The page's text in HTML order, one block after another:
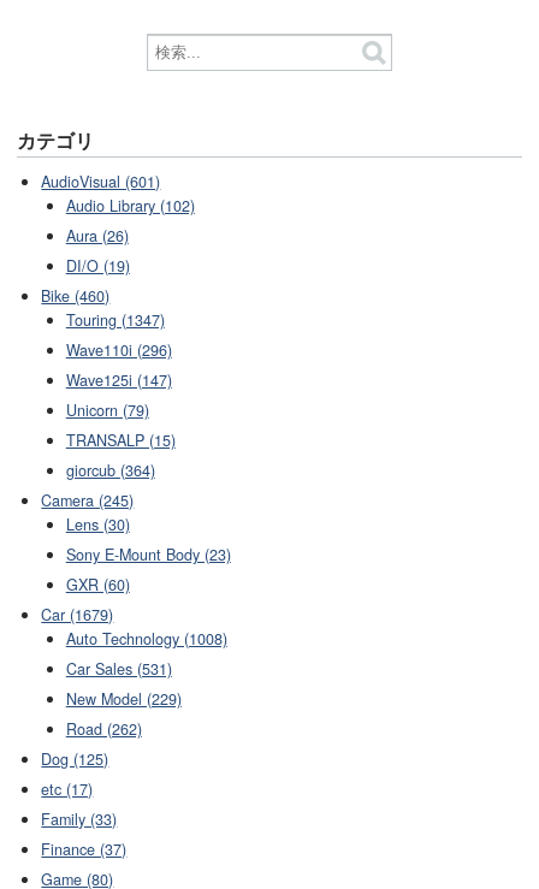
カテゴリ
AudioVisual (601)
Audio Library (102)
Aura (26)
DI/O (19)
Bike (460)
Touring (1347)
Wave110i (296)
Wave125i (147)
Unicorn (79)
TRANSALP (15)
giorcub (364)
Camera (245)
Lens (30)
Sony E-Mount Body (23)
GXR (60)
Car (1679)
Auto Technology (1008)
Car Sales (531)
New Model (229)
Road (262)
Dog (125)
etc (17)
Family (33)
Finance (37)
Game (80)